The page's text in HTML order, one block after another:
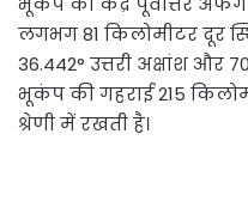
लगभग 81 किलोमीटर दूर
36.442° उत्तरी अक्षांश और
भूकंप की गहराई 215
श्रेणी में रखती है।